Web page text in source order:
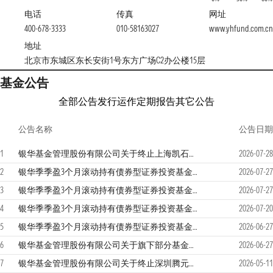
电话
400-678-3333
传真
010-58163027
网址
www.yhfund.com.cn
地址
北京市东城区东长安街1号东方广场C2办公楼15层
基金公告
全部公告发行运作定期报告其它公告
公告名称 公告日期
1 银华基金管理股份有限公司关于终止上海凯石财富基金销售有限公司办理旗下基金相关业务公告
2026-07-28
2
银华季季盈3个月滚动持有债券型证券投资基金基金产品资料概要更新
2026-07-27
3
银华季季盈3个月滚动持有债券型证券投资基金招募说明书更新（2026年第2号）
2026-07-27
4
银华季季盈3个月滚动持有债券型证券投资基金2026年第二季度报告
2026-07-20
5
银华季季盈3个月滚动持有债券型证券投资基金基金合同
2026-06-27
6
银华基金管理股份有限公司关于旗下部分基金调整业绩比较基准并修订基金合同等法律文件的公告
2026-06-27
7
银华基金管理股份有限公司关于终止深圳腾元基金销售有限公司办理旗下基金相关业务公告 2026-05-11